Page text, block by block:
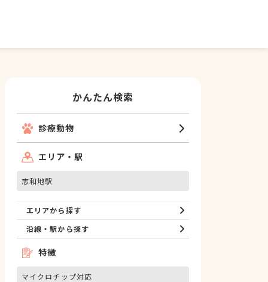
かんたん検索
診療動物
エリア・駅
志和地駅
エリアから探す
沿線・駅から探す
特徴
マイクロチップ対応